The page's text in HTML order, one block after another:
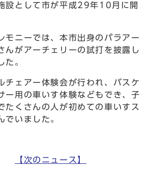
設として市が平成29年10月に開
ニーでは、本市出身のパラアー
んがアーチェリーの試打を披露し
た。
ェアー体験会が行われ、バスケ
ー用の車いす体験などもでき、子
たくさんの人が初めての車いすス
でいました。
【次のニュース】